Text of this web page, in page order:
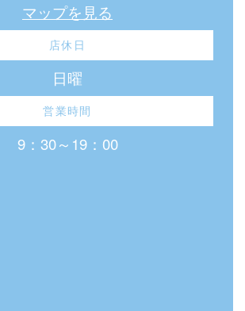
マップを見る
店休日
日曜
営業時間
9：30～19：00